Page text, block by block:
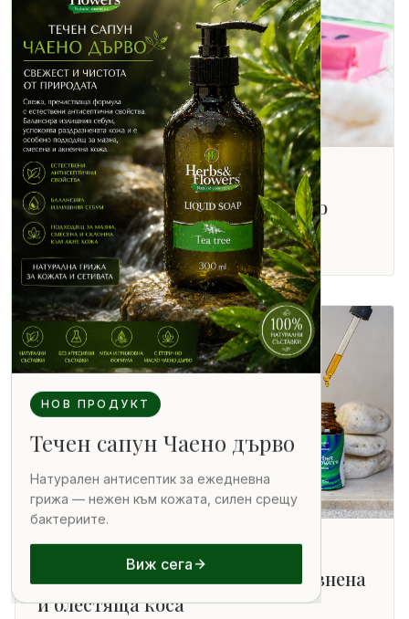
ЗА КОЖАТА 11 юни 2026 г.
Подгответе кожата си за лятото
Прочети повече
ЗА КОСАТА 11 юни 2026 г.
Три стъпки към по-здрава, жизнена
и блестяща коса
НОВ ПРОДУКТ
Течен сапун Чаено дърво
Натурален антисептик за ежедневна
грижа — нежен към кожата, силен срещу
бактериите.
Виж сега